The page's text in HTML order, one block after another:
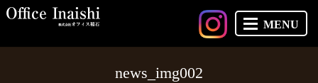
MENU
news_img002